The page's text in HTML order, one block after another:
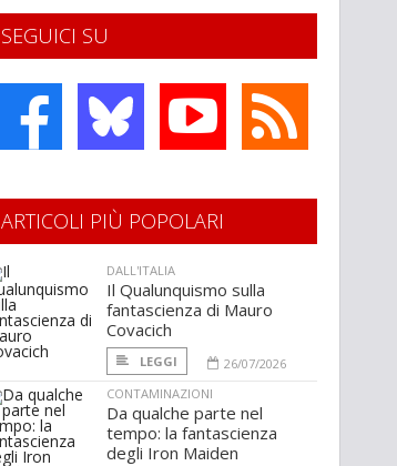
SEGUICI SU
ARTICOLI PIÙ POPOLARI
DALL'ITALIA
Il Qualunquismo sulla
fantascienza di Mauro
Covacich
LEGGI
26/07/2026
CONTAMINAZIONI
Da qualche parte nel
tempo: la fantascienza
degli Iron Maiden